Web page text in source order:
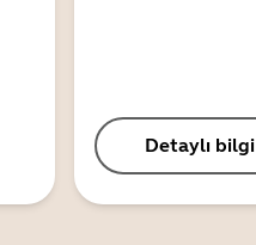
Detaylı bilgi